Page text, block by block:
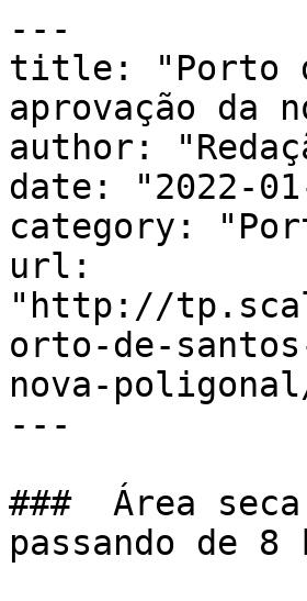
---
title: "Porto
aprovação da
author:
date: "2022-
category:
url:
"http://
orto-de-
nova-
---
###  Área
passando de 8